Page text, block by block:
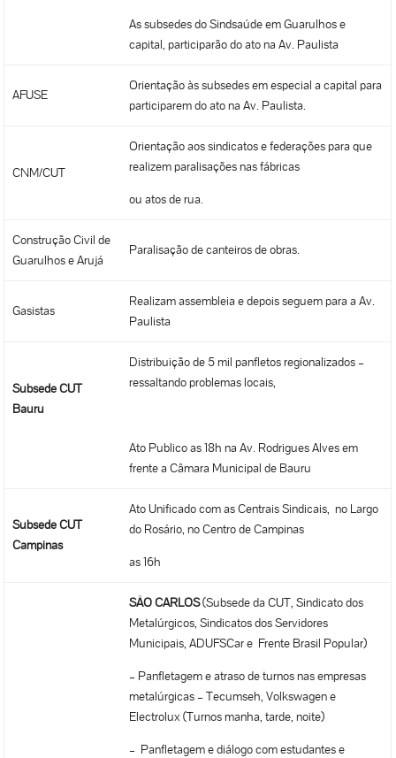
As subsedes do Sindsaúde em Guarulhos e
capital, participarão do ato na Av. Paulista
AFUSE
Orientação às subsedes em especial a capital para
participarem do ato na Av. Paulista.
CNM/CUT
Orientação aos sindicatos e federações para que
realizem paralisações nas fábricas
ou atos de rua.
Construção Civil de
Guarulhos e Arujá
Paralisação de canteiros de obras.
Gasistas
Realizam assembleia e depois seguem para a Av.
Paulista
Subsede CUT
Bauru
Distribuição de 5 mil panfletos regionalizados –
ressaltando problemas locais,
Ato Publico as 18h na Av. Rodrigues Alves em
frente a Câmara Municipal de Bauru
Subsede CUT
Campinas
Ato Unificado com as Centrais Sindicais, no Largo
do Rosário, no Centro de Campinas
as 16h
SÃO CARLOS(Subsede da CUT, Sindicato dos
Metalúrgicos, Sindicatos dos Servidores
Municipais, ADUFSCar e Frente Brasil Popular)
– Panfletagem e atraso de turnos nas empresas
metalúrgicas – Tecumseh, Volkswagen e
Electrolux (Turnos manha, tarde, noite)
– Panfletagem e diálogo com estudantes e